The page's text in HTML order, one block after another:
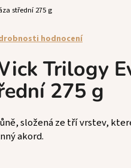
střední 275 g
hodnocení
Trilogy
275 g
složená ze tří vrstev,
akord.